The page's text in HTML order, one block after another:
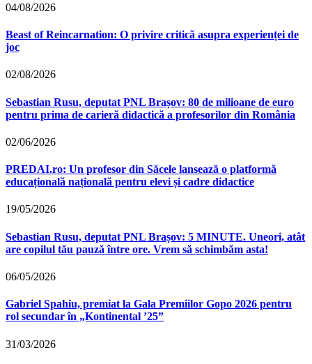
04/08/2026
Beast of Reincarnation: O privire critică asupra experienței de
joc
02/08/2026
Sebastian Rusu, deputat PNL Brașov: 80 de milioane de euro
pentru prima de carieră didactică a profesorilor din România
02/06/2026
PREDAI.ro: Un profesor din Săcele lansează o platformă
educațională națională pentru elevi și cadre didactice
19/05/2026
Sebastian Rusu, deputat PNL Brașov: 5 MINUTE. Uneori, atât
are copilul tău pauză între ore. Vrem să schimbăm asta!
06/05/2026
Gabriel Spahiu, premiat la Gala Premiilor Gopo 2026 pentru
rol secundar în „Kontinental ’25”
31/03/2026